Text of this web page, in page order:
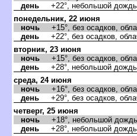
день +22°, небольшой
понедельник, 22 июня
ночь +15°, без осадков,
день +22°, без осадков,
торник, 23 июня
ночь +15°, без осадков,
день +28°, небольшой
среда, 24 июня
ночь +16°, без осадков,
день +29°, без осадков,
четверг, 25 июня
ночь +18°, небольшой
день +28°, небольшой